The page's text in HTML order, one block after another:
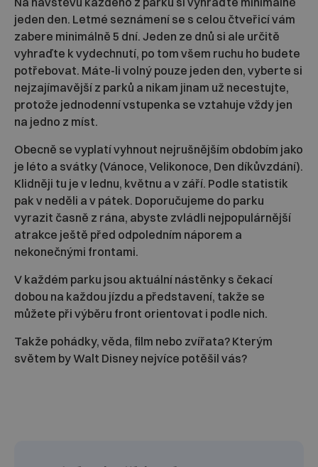
jeden den. Letmé seznámení se s celou čtveřicí vám
zabere minimálně 5 dní. Jeden ze dnů si ale určitě
vyhraďte k vydechnutí, po tom všem ruchu ho budete
potřebovat. Máte-li volný pouze jeden den, vyberte si
nejzajímavější z parků a nikam jinam už necestujte,
protože jednodenní vstupenka se vztahuje vždy jen
na jedno z míst.
Obecně se vyplatí vyhnout nejrušnějším obdobím jako
je léto a svátky (Vánoce, Velikonoce, Den díkůvzdání).
Klidněji tu je v lednu, květnu a v září. Podle statistik
pak v neděli a v pátek. Doporučujeme do parku
vyrazit časně z rána, abyste zvládli nejpopulárnější
atrakce ještě před odpoledním náporem a
nekonečnými frontami.
V každém parku jsou aktuální nástěnky s čekací
dobou na každou jízdu a představení, takže se
můžete při výběru front orientovat i podle nich.
Takže pohádky, věda, film nebo zvířata? Kterým
světem by Walt Disney nejvíce potěšil vás?